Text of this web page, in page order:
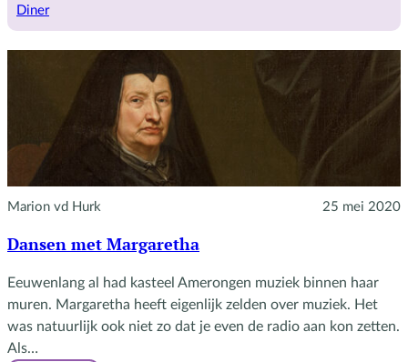
Diner
Marion vd Hurk 25 mei 2020
Dansen met Margaretha
Eeuwenlang al had kasteel Amerongen muziek binnen haar
muren. Margaretha heeft eigenlijk zelden over muziek. Het
was natuurlijk ook niet zo dat je even de radio aan kon zetten.
Als…